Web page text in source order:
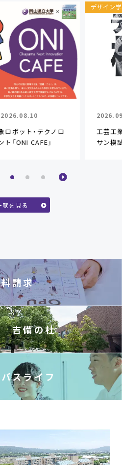
ロボット・テクノロ
「ONI CAFE」
デザイン
工芸工
サン模
覧を見る
請求
吉備の杜
スライフ